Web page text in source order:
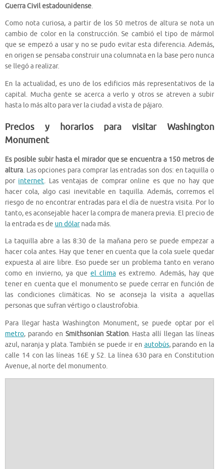
Guerra Civil estadounidense.
Como nota curiosa, a partir de los 50 metros de altura se nota un
cambio de color en la construcción. Se cambió el tipo de mármol
que se empezó a usar y no se pudo evitar esta diferencia. Además,
en origen se pensaba construir una columnata en la base pero nunca
se llegó a realizar.
En la actualidad, es uno de los edificios más representativos de la
capital. Mucha gente se acerca a verlo y otros se atreven a subir
hasta lo más alto para ver la ciudad a vista de pájaro.
Precios y horarios para visitar Washington
Monument
Es posible subir hasta el mirador que se encuentra a 150 metros de
altura. Las opciones para comprar las entradas son dos: en taquilla o
por internet. Las ventajas de comprar online es que no hay que
hacer cola, algo casi inevitable en taquilla. Además, corremos el
riesgo de no encontrar entradas para el día de nuestra visita. Por lo
tanto, es aconsejable hacer la compra de manera previa. El precio de
la entrada es de un dólarnada más.
La taquilla abre a las 8:30 de la mañana pero se puede empezar a
hacer cola antes. Hay que tener en cuenta que la cola suele quedar
expuesta al aire libre. Eso puede ser un problema tanto en verano
como en invierno, ya que el clima es extremo. Además, hay que
tener en cuenta que el monumento se puede cerrar en función de
las condiciones climáticas. No se aconseja la visita a aquellas
personas que sufran vértigo o claustrofobia.
Para llegar hasta Washington Monument, se puede optar por el
metro, parando en Smithsonian Station. Hasta allí llegan las líneas
azul, naranja y plata. También se puede ir en autobús, parando en la
calle 14 con las líneas 16E y 52. La línea 630 para en Constitution
Avenue, al norte del monumento.